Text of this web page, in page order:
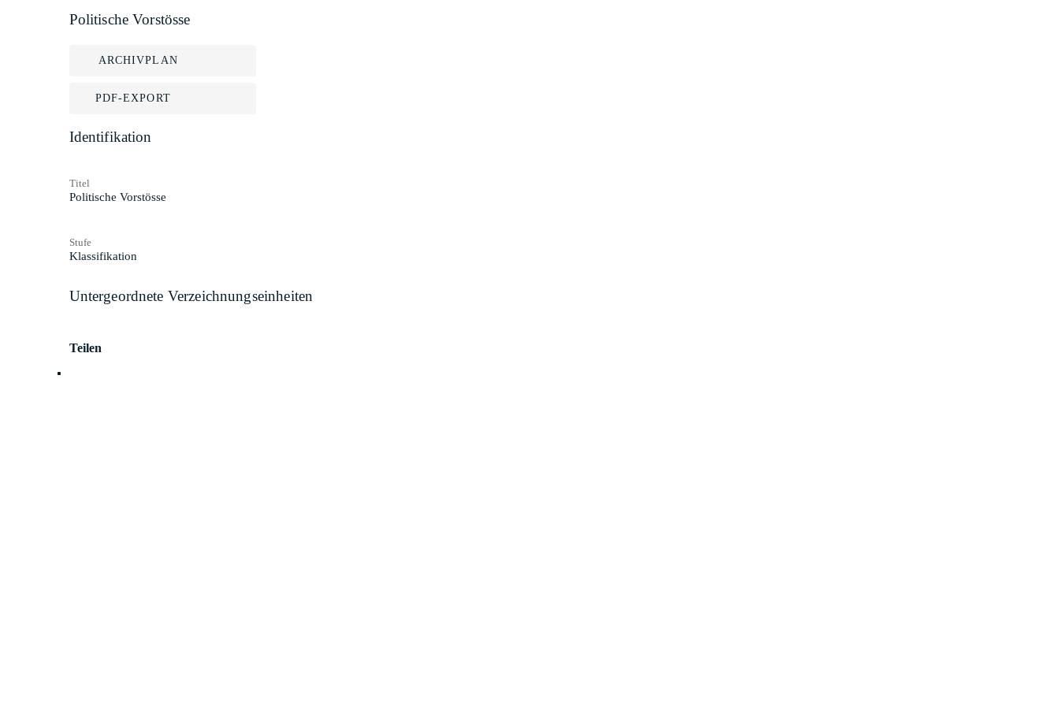
Politische Vorstösse
ARCHIVPLAN
PDF-EXPORT
Identifikation
Titel
Politische Vorstösse
Stufe
Klassifikation
Untergeordnete Verzeichnungseinheiten
Teilen